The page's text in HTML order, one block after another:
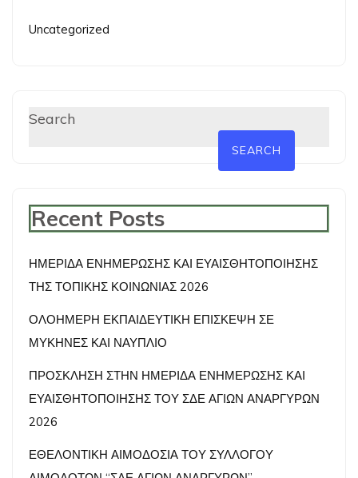
Uncategorized
Search
SEARCH
Recent Posts
ΗΜΕΡΙΔΑ ΕΝΗΜΕΡΩΣΗΣ ΚΑΙ ΕΥΑΙΣΘΗΤΟΠΟΙΗΣΗΣ
ΤΗΣ ΤΟΠΙΚΗΣ ΚΟΙΝΩΝΙΑΣ 2026
ΟΛΟΗΜΕΡΗ ΕΚΠΑΙΔΕΥΤΙΚΗ ΕΠΙΣΚΕΨΗ ΣΕ
ΜΥΚΗΝΕΣ ΚΑΙ ΝΑΥΠΛΙΟ
ΠΡΟΣΚΛΗΣΗ ΣΤΗΝ ΗΜΕΡΙΔΑ ΕΝΗΜΕΡΩΣΗΣ ΚΑΙ
ΕΥΑΙΣΘΗΤΟΠΟΙΗΣΗΣ ΤΟΥ ΣΔΕ ΑΓΙΩΝ ΑΝΑΡΓΥΡΩΝ
2026
ΕΘΕΛΟΝΤΙΚΗ ΑΙΜΟΔΟΣΙΑ ΤΟΥ ΣΥΛΛΟΓΟΥ